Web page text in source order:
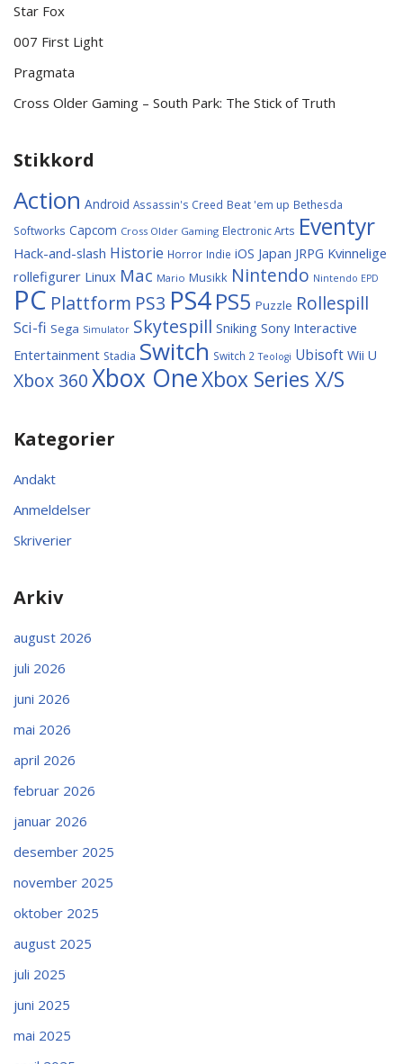
Star Fox
007 First Light
Pragmata
Cross Older Gaming – South Park: The Stick of Truth
Stikkord
Action Android Assassin's Creed Beat 'em up Bethesda
Softworks Capcom Cross Older Gaming Electronic Arts Eventyr
Hack-and-slash Historie Horror Indie iOS Japan JRPG Kvinnelige
rollefigurer Linux Mac Mario Musikk Nintendo Nintendo EPD
PC Plattform PS3 PS4PS5 Puzzle Rollespill
Sci-fi Sega Simulator Skytespill Sniking Sony Interactive
Entertainment Stadia Switch Switch 2 Teologi Ubisoft Wii U
Xbox 360Xbox OneXbox Series X/S
Kategorier
Andakt
Anmeldelser
Skriverier
Arkiv
august 2026
juli 2026
juni 2026
mai 2026
april 2026
februar 2026
januar 2026
desember 2025
november 2025
oktober 2025
august 2025
juli 2025
juni 2025
mai 2025